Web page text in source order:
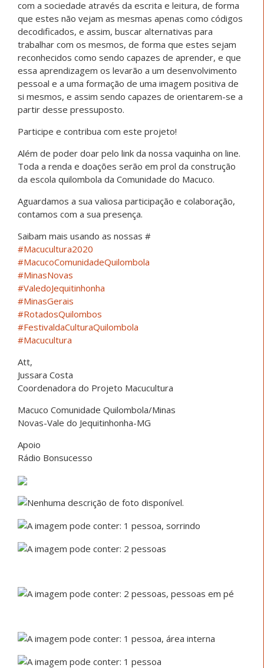
com a sociedade através da escrita e leitura, de forma
que estes não vejam as mesmas apenas como códigos
decodificados, e assim, buscar alternativas para
trabalhar com os mesmos, de forma que estes sejam
reconhecidos como sendo capazes de aprender, e que
essa aprendizagem os levarão a um desenvolvimento
pessoal e a uma formação de uma imagem positiva de
si mesmos, e assim sendo capazes de orientarem-se a
partir desse pressuposto.
Participe e contribua com este projeto!
Além de poder doar pelo link da nossa vaquinha on line.
Toda a renda e doações serão em prol da construção
da escola quilombola da Comunidade do Macuco.
Aguardamos a sua valiosa participação e colaboração,
contamos com a sua presença.
Saibam mais usando as nossas #
#Macucultura2020
#MacucoComunidadeQuilombola
#MinasNovas
#ValedoJequitinhonha
#MinasGerais
#RotadosQuilombos
#FestivaldaCulturaQuilombola
#Macucultura
Att,
Jussara Costa
Coordenadora do Projeto Macucultura
Macuco Comunidade Quilombola/Minas
Novas-Vale do Jequitinhonha-MG
Apoio
Rádio Bonsucesso